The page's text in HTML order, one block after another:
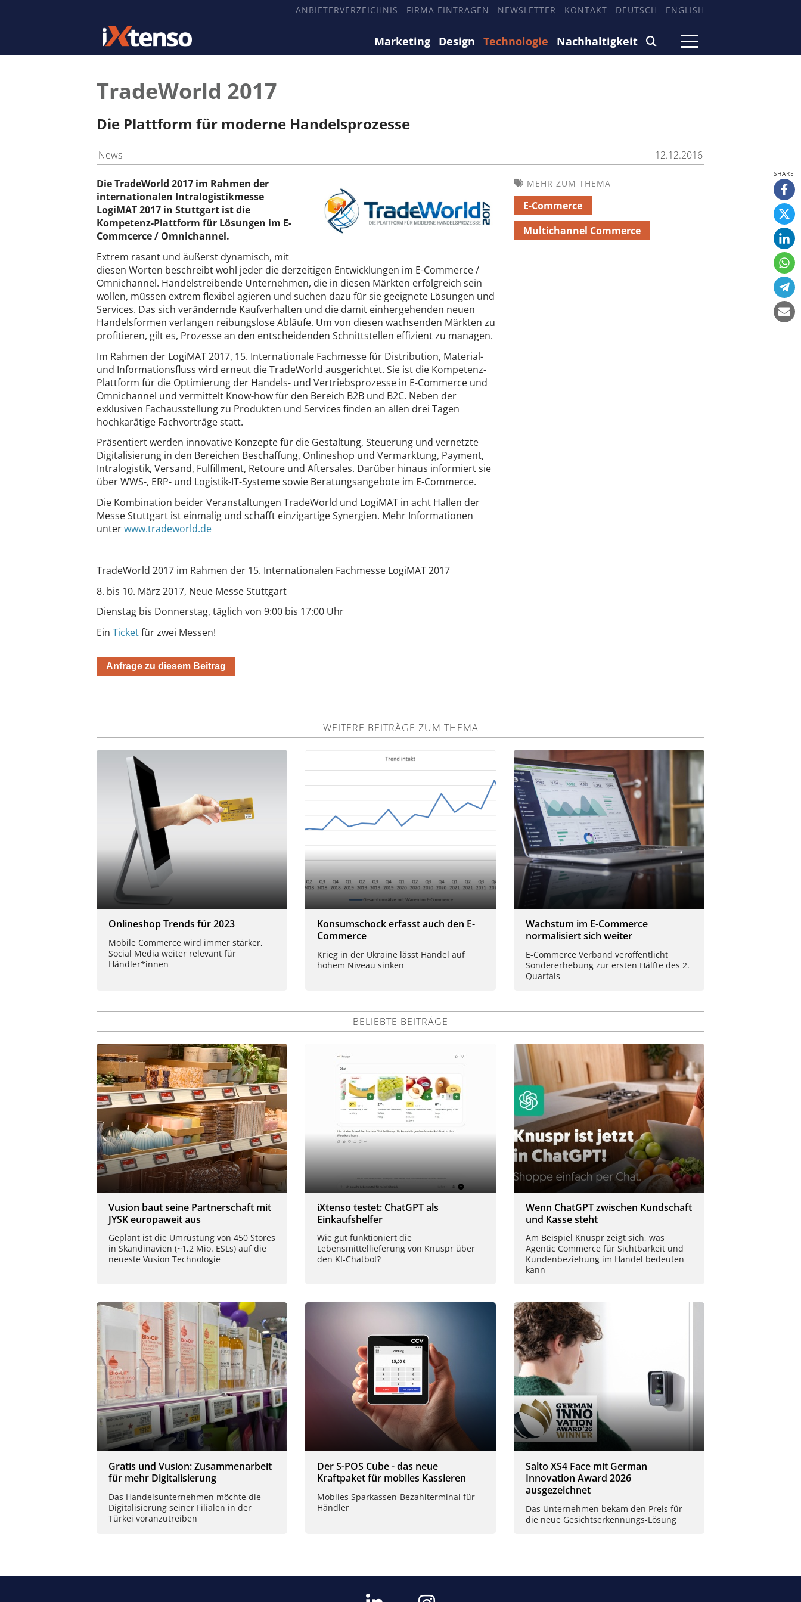
ANBIETERVERZEICHNIS FIRMA EINTRAGEN NEWSLETTER KONTAKT DEUTSCH ENGLISH
Marketing Design Technologie Nachhaltigkeit
TradeWorld 2017
Die Plattform für moderne Handelsprozesse
News 12.12.2016
Die TradeWorld 2017 im Rahmen der
internationalen Intralogistikmesse
LogiMAT 2017 in Stuttgart ist die
Kompetenz-Plattform für Lösungen im E-
Commcerce / Omnichannel.
Extrem rasant und äußerst dynamisch, mit
diesen Worten beschreibt wohl jeder die derzeitigen Entwicklungen im E-Commerce /
Omnichannel. Handelstreibende Unternehmen, die in diesen Märkten erfolgreich sein
wollen, müssen extrem flexibel agieren und suchen dazu für sie geeignete Lösungen und
Services. Das sich verändernde Kaufverhalten und die damit einhergehenden neuen
Handelsformen verlangen reibungslose Abläufe. Um von diesen wachsenden Märkten zu
profitieren, gilt es, Prozesse an den entscheidenden Schnittstellen effizient zu managen.
Im Rahmen der LogiMAT 2017, 15. Internationale Fachmesse für Distribution, Material-
und Informationsfluss wird erneut die TradeWorld ausgerichtet. Sie ist die Kompetenz-
Plattform für die Optimierung der Handels- und Vertriebsprozesse in E-Commerce und
Omnichannel und vermittelt Know-how für den Bereich B2B und B2C. Neben der
exklusiven Fachausstellung zu Produkten und Services finden an allen drei Tagen
hochkarätige Fachvorträge statt.
Präsentiert werden innovative Konzepte für die Gestaltung, Steuerung und vernetzte
Digitalisierung in den Bereichen Beschaffung, Onlineshop und ­Vermarktung, Payment,
Intralogistik, Versand, Fulfillment, Retoure und Aftersales. Darüber hinaus informiert sie
über WWS-, ERP- und Logistik-IT-Systeme sowie Beratungsangebote im E-Commerce.
Die Kombination beider Veranstaltungen TradeWorld und LogiMAT in acht Hallen der
Messe Stuttgart ist einmalig und schafft einzigartige Synergien. Mehr Informationen
unterwww.tradeworld.de
TradeWorld 2017 im Rahmen der 15. Internationalen Fachmesse LogiMAT 2017
8. bis 10. März 2017, Neue Messe Stuttgart
Dienstag bis Donnerstag, täglich von 9:00 bis 17:00 Uhr
Ein Ticketfür zwei Messen!
Anfrage zu diesem Beitrag
MEHR ZUM THEMA
E-Commerce
Multichannel Commerce
WEITERE BEITRÄGE ZUM THEMA
Onlineshop Trends für 2023
Mobile Commerce wird immer stärker,
Social Media weiter relevant für
Händler*innen
Konsumschock erfasst auch den E-
Commerce
Krieg in der Ukraine lässt Handel auf
hohem Niveau sinken
Wachstum im E-Commerce
normalisiert sich weiter
E-Commerce Verband veröffentlicht
Sondererhebung zur ersten Hälfte des 2.
Quartals
BELIEBTE BEITRÄGE
Vusion baut seine Partnerschaft mit
JYSK europaweit aus
Geplant ist die Umrüstung von 450 Stores
in Skandinavien (~1,2 Mio. ESLs) auf die
neueste Vusion Technologie
iXtenso testet: ChatGPT als
Einkaufshelfer
Wie gut funktioniert die
Lebensmittellieferung von Knuspr über
den KI-Chatbot?
Wenn ChatGPT zwischen Kundschaft
und Kasse steht
Am Beispiel Knuspr zeigt sich, was
Agentic Commerce für Sichtbarkeit und
Kundenbeziehung im Handel bedeuten
kann
Gratis und Vusion: Zusammenarbeit
für mehr Digitalisierung
Das Handelsunternehmen möchte die
Digitalisierung seiner Filialen in der
Türkei voranzutreiben
Der S-POS Cube - das neue
Kraftpaket für mobiles Kassieren
Mobiles Sparkassen-Bezahlterminal für
Händler
Salto XS4 Face mit German
Innovation Award 2026
ausgezeichnet
Das Unternehmen bekam den Preis für
die neue Gesichtserkennungs-Lösung